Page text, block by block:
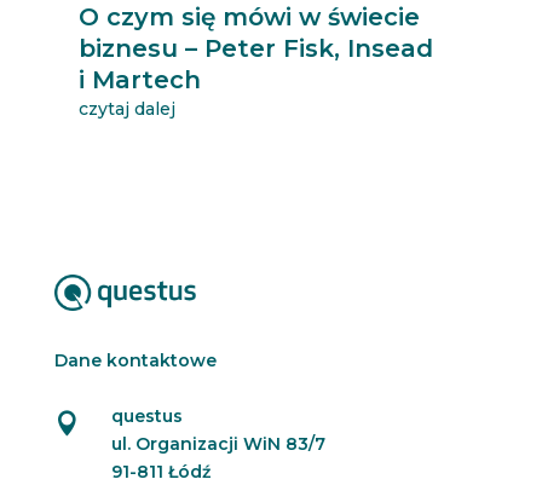
O czym się mówi w świecie
biznesu – Peter Fisk, Insead
i Martech
czytaj dalej
Dane kontaktowe

questus
ul. Organizacji WiN 83/7
91-811 Łódź